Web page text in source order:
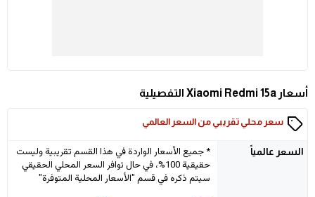
أسعار Xiaomi Redmi 15a التفصيلية
سعر محلي تقريبي من السعر العالمي
السعر عالمياً
* جميع الأسعار الواردة في هذا القسم تقريبية وليست
حقيقية 100%، في حال توافر السعر المحلي الحقيقي
سيتم ذكره في قسم "الأسعار المحلية المتوفرة"